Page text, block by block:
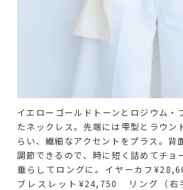
イエローゴールドトーンとロジウム・
たネックレス。先端には雫型とラウン
らい、繊細なアクセントをプラス。背
調節できるので、時に短く詰めてチョ
垂らしてロングに。イヤーカフ
ブレスレット¥24,750 リング（